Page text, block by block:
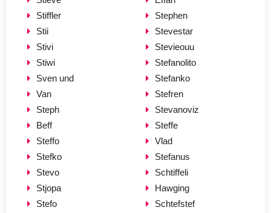
Stiffler
Stii
Stivi
Stiwi
Sven und
Van
Steph
Beff
Steffo
Stefko
Stevo
Stjopa
Stefo
Stephen
Stevestar
Stevieouu
Stefanolito
Stefanko
Stefren
Stevanoviz
Steffe
Vlad
Stefanus
Schtiffeli
Hawging
Schtefstef